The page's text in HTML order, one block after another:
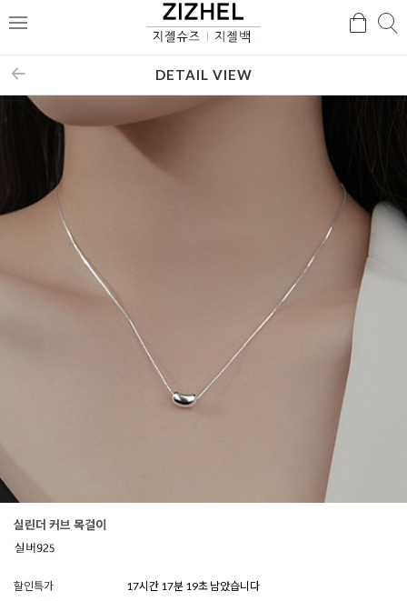
메
검
DETAIL VIEW
실린더 커브 목걸이
할인특가
17시간 17분 17초 남았습니다